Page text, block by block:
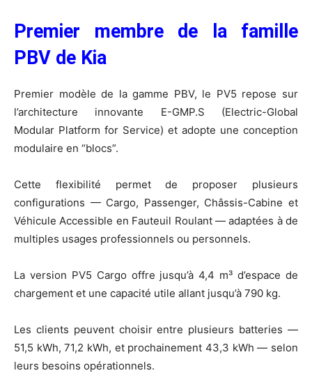
Premier membre de la famille
PBV de Kia
Premier modèle de la gamme PBV, le PV5 repose sur
l’architecture innovante E-GMP.S (Electric-Global
Modular Platform for Service) et adopte une conception
modulaire en “blocs”.
Cette flexibilité permet de proposer plusieurs
configurations — Cargo, Passenger, Châssis-Cabine et
Véhicule Accessible en Fauteuil Roulant — adaptées à de
multiples usages professionnels ou personnels.
La version PV5 Cargo offre jusqu’à 4,4 m³ d’espace de
chargement et une capacité utile allant jusqu’à 790 kg.
Les clients peuvent choisir entre plusieurs batteries —
51,5 kWh, 71,2 kWh, et prochainement 43,3 kWh — selon
leurs besoins opérationnels.